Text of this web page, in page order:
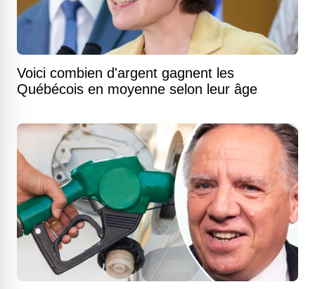
Voici combien d'argent gagnent les
Québécois en moyenne selon leur âge